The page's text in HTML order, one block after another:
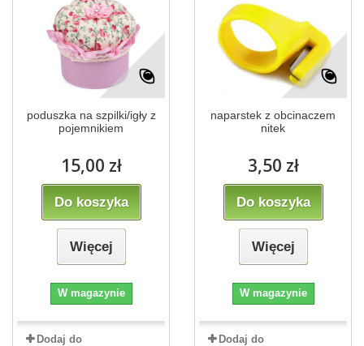
poduszka na szpilki/igły z
pojemnikiem
15,00 zł
Do koszyka
Więcej
W magazynie
Dodaj do
naparstek z obcinaczem
nitek
3,50 zł
Do koszyka
Więcej
W magazynie
Dodaj do